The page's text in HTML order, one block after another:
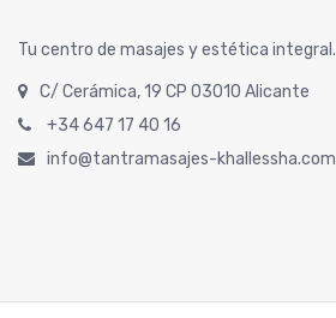
Tu centro de masajes y estética integral.
C/ Cerámica, 19 CP 03010 Alicante
+34 647 17 40 16
info@tantramasajes-khallessha.com